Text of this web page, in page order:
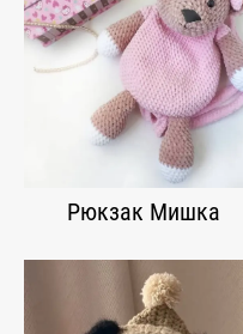
Рюкзак Мишка